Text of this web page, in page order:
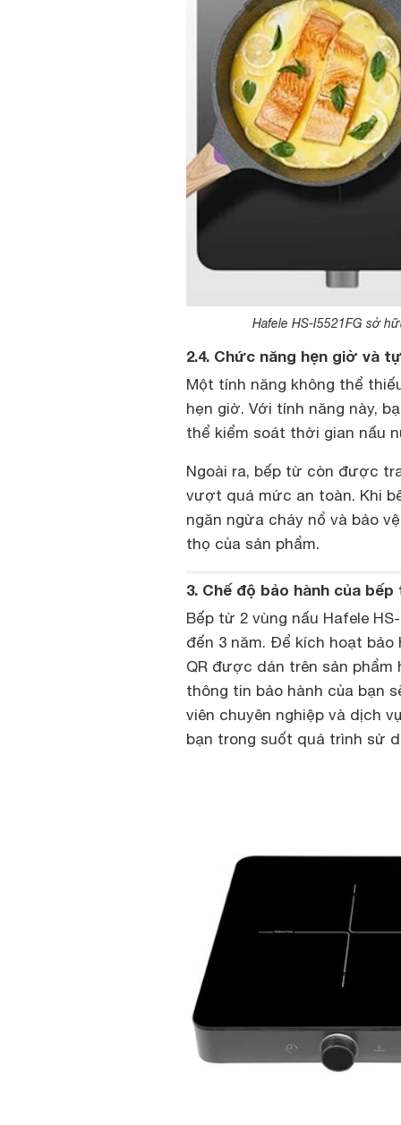
Hafele HS-I5521FG sở
2.4. Chức năng hẹn giờ và
Một tính năng không thể
hẹn giờ. Với tính năng này,
thể kiểm soát thời gian nấu
Ngoài ra, bếp từ còn được
vượt quá mức an toàn. Khi
ngăn ngừa cháy nổ và bảo
thọ của sản phẩm.
3. Chế độ bảo hành của
Bếp từ 2 vùng nấu Hafele
đến 3 năm. Để kích hoạt
QR được dán trên sản phẩm
thông tin bảo hành của bạn
viên chuyên nghiệp và dịch
bạn trong suốt quá trình sử